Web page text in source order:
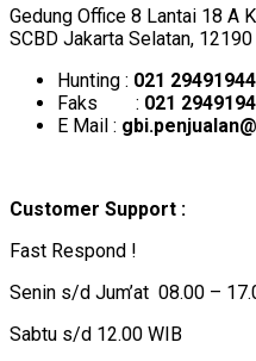
Gedung Office 8 Lantai 18 A
SCBD Jakarta Selatan,
Hunting : 021 29491944
Faks : 021
E Mail :
Customer Support :
Fast Respond !
Senin s/d Jum’at 08.00 –
Sabtu s/d 12.00 WIB